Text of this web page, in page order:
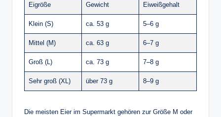
Eigröße Gewicht Eiweißgehalt
Klein (S) ca. 53 g 5–6 g
Mittel (M) ca. 63 g 6–7 g
Groß (L) ca. 73 g 7–8 g
Sehr groß (XL) über 73 g 8–9 g
Die meisten Eier im Supermarkt gehören zur Größe M oder